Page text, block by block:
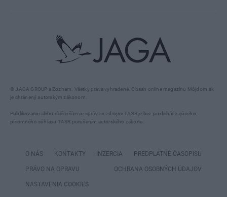
© JAGA GROUP a Zoznam. Všetky práva vyhradené. Obsah online magazínu Môjdom.sk
je chránený autorským zákonom.
Publikovanie alebo ďalšie šírenie správ zo zdrojov TASR je bez predchádzajúceho
písomného súhlasu TASR porušením autorského zákona.
O NÁS KONTAKTY INZERCIA PREDPLATNÉ ČASOPISU
PRÁVO NA OPRAVU OCHRANA OSOBNÝCH ÚDAJOV
NASTAVENIA COOKIES